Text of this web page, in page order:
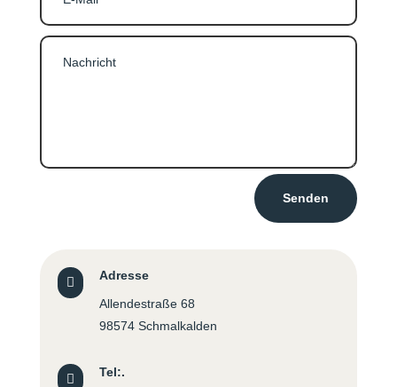
Senden

Adresse
Allendestraße 68
98574 Schmalkalden

Tel:.